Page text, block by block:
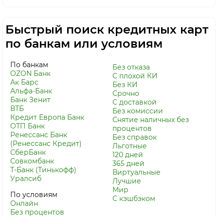
Быстрый поиск кредитных карт
по банкам или условиям
По банкам
OZON Банк
Ак Барс
Альфа-Банк
Банк Зенит
ВТБ
Кредит Европа Банк
ОТП Банк
Ренессанс Банк
(Ренессанс Кредит)
СберБанк
Совкомбанк
Т-Банк (Тинькофф)
Уралсиб
По условиям
Онлайн
Без процентов
Без отказа
С плохой КИ
Без КИ
Срочно
С доставкой
Без комиссии
Снятие наличных без
процентов
Без справок
Льготные
120 дней
365 дней
Виртуальные
Лучшие
Мир
С кэшбэком